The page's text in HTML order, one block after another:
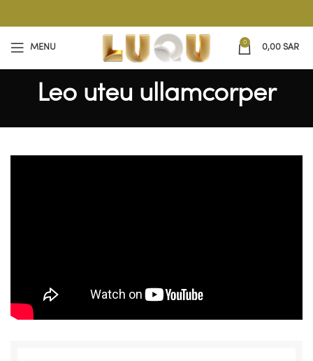
MENU
0
0,00SAR
Leo uteu ullamcorper